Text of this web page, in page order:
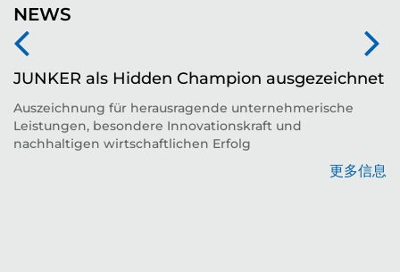
NEWS
JUNKER als Hidden Champion ausgezeichnet
Auszeichnung für herausragende unternehmerische
Leistungen, besondere Innovationskraft und
nachhaltigen wirtschaftlichen Erfolg
更多信息